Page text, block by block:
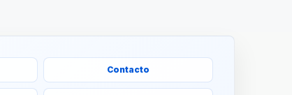
Contacto